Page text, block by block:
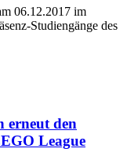
06.12.2017 im
Studiengänge des
erneut den
League